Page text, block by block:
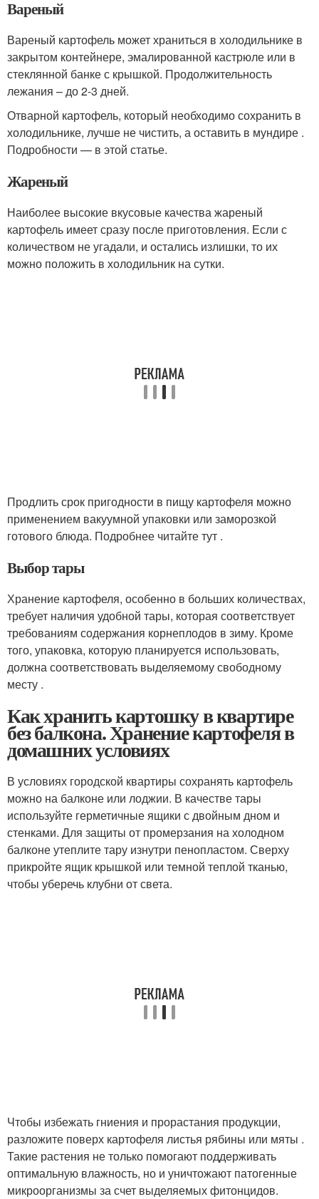
Вареный
Вареный картофель может храниться в холодильнике в
закрытом контейнере, эмалированной кастрюле или в
стеклянной банке с крышкой. Продолжительность
лежания – до 2-3 дней.
Отварной картофель, который необходимо сохранить в
холодильнике, лучше не чистить, а оставить в мундире .
Подробности — в этой статье.
Жареный
Наиболее высокие вкусовые качества жареный
картофель имеет сразу после приготовления. Если с
количеством не угадали, и остались излишки, то их
можно положить в холодильник на сутки.
Продлить срок пригодности в пищу картофеля можно
применением вакуумной упаковки или заморозкой
готового блюда. Подробнее читайте тут .
Выбор тары
Хранение картофеля, особенно в больших количествах,
требует наличия удобной тары, которая соответствует
требованиям содержания корнеплодов в зиму. Кроме
того, упаковка, которую планируется использовать,
должна соответствовать выделяемому свободному
месту .
Как хранить картошку в квартире
без балкона. Хранение картофеля в
домашних условиях
В условиях городской квартиры сохранять картофель
можно на балконе или лоджии. В качестве тары
используйте герметичные ящики с двойным дном и
стенками. Для защиты от промерзания на холодном
балконе утеплите тару изнутри пенопластом. Сверху
прикройте ящик крышкой или темной теплой тканью,
чтобы уберечь клубни от света.
Чтобы избежать гниения и прорастания продукции,
разложите поверх картофеля листья рябины или мяты .
Такие растения не только помогают поддерживать
оптимальную влажность, но и уничтожают патогенные
микроорганизмы за счет выделяемых фитонцидов.